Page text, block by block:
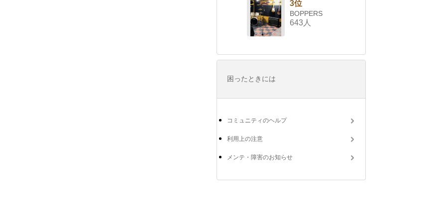
3位
BOPPERS
643人
困ったときには
コミュニティのヘルプ
利用上の注意
メンテ・障害のお知らせ